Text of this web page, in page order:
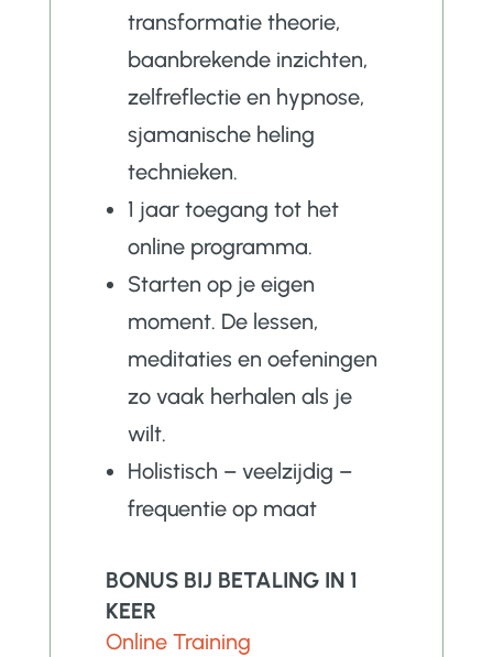
transformatie theorie,
baanbrekende inzichten,
zelfreflectie en hypnose,
sjamanische heling
technieken.
1 jaar toegang tot het
online programma.
Starten op je eigen
moment. De lessen,
meditaties en oefeningen
zo vaak herhalen als je
wilt.
Holistisch – veelzijdig –
frequentie op maat
BONUS BIJ BETALING IN 1
KEER
Online Training